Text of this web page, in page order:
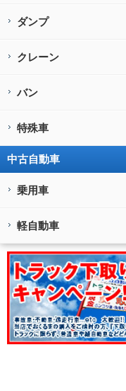
ダンプ
クレーン
バン
特殊車
中古自動車
乗用車
軽自動車